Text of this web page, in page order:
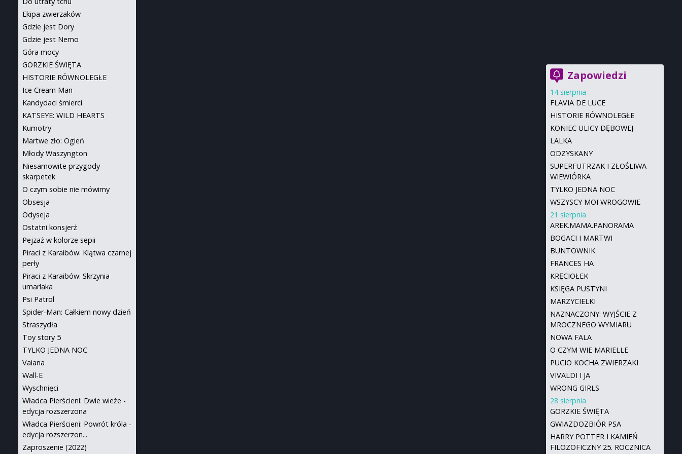
Zapowiedzi
14 sierpnia
FLAVIA DE LUCE
HISTORIE RÓWNOLEGŁE
KONIEC ULICY DĘBOWEJ
LALKA
ODZYSKANY
SUPERFUTRZAK I ZŁOŚLIWA
WIEWIÓRKA
TYLKO JEDNA NOC
WSZYSCY MOI WROGOWIE
21 sierpnia
AREK.MAMA.PANORAMA
BOGACI I MARTWI
BUNTOWNIK
FRANCES HA
KRĘCIOŁEK
KSIĘGA PUSTYNI
MARZYCIELKI
NAZNACZONY: WYJŚCIE Z
MROCZNEGO WYMIARU
NOWA FALA
O CZYM WIE MARIELLE
PUCIO KOCHA ZWIERZAKI
VIVALDI I JA
WRONG GIRLS
28 sierpnia
GORZKIE ŚWIĘTA
GWIAZDOZBIÓR PSA
HARRY POTTER I KAMIEŃ
FILOZOFICZNY 25. ROCZNICA
Ekipa zwierzaków
Gdzie jest Dory
Gdzie jest Nemo
Góra mocy
GORZKIE ŚWIĘTA
HISTORIE RÓWNOLEGŁE
Ice Cream Man
Kandydaci śmierci
KATSEYE: WILD HEARTS
Kumotry
Martwe zło: Ogień
Młody Waszyngton
Niesamowite przygody
skarpetek
O czym sobie nie mówimy
Obsesja
Odyseja
Ostatni konsjerż
Pejzaż w kolorze sepii
Piraci z Karaibów: Klątwa czarnej
perły
Piraci z Karaibów: Skrzynia
umarlaka
Psi Patrol
Spider-Man: Całkiem nowy dzień
Straszydła
Toy story 5
TYLKO JEDNA NOC
Vaiana
Wall-E
Wyschnięci
Władca Pierścieni: Dwie wieże -
edycja rozszerzona
Władca Pierścieni: Powrót króla -
edycja rozszerzon...
Zaproszenie (2022)